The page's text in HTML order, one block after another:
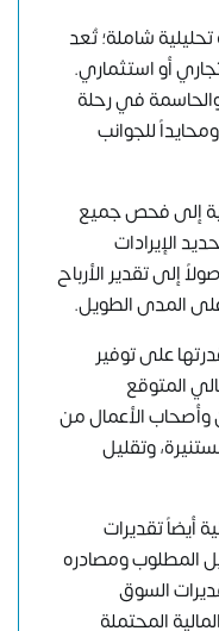
شاملة؛ تُعد
أو استثماري.
في رحلة
للجوانب
إلى فحص جميع
الإيرادات
إلى تقدير الأرباح
المدى الطويل.
على توفير
المتوقع
الأعمال من
وتقليل
أيضاً تقديرات
المطلوب ومصادره
السوق
المحتملة